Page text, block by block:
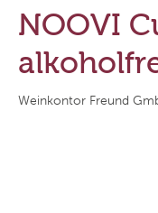
NOOVI
Weinkontor Freund